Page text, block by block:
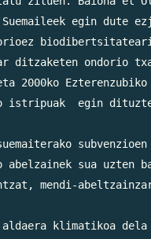
egin dute
ditzaketen ondorio
2000ko
istripuak  egin dituzte
abelzainek sua uzten
mendi-
aldaera klimatikoa dela